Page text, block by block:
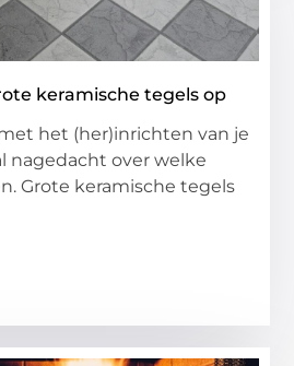
keramische tegels op
het (her)inrichten van je
nagedacht over welke
Grote keramische tegels